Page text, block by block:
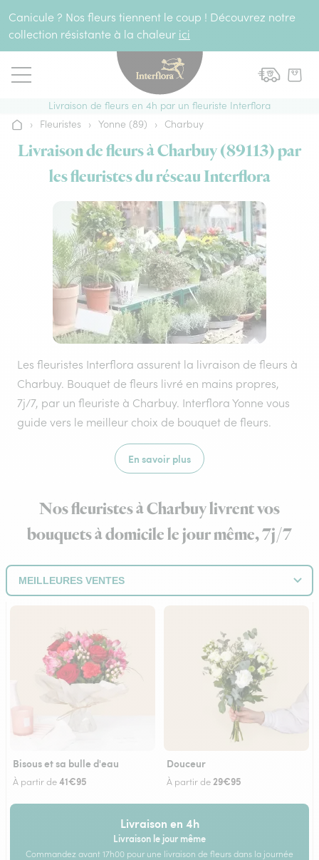
Canicule ? Nos fleurs tiennent le coup ! Découvrez notre
collection résistante à la chaleur ici
Livraison de fleurs en 4h par un fleuriste Interflora
Accueil
› Fleuristes › Yonne (89) › Charbuy
Livraison de fleurs à Charbuy (89113) par
les fleuristes du réseau Interflora
Les fleuristes Interflora assurent la livraison de fleurs à
Charbuy. Bouquet de fleurs livré en mains propres,
7j/7, par un fleuriste à Charbuy. Interflora Yonne vous
guide vers le meilleur choix de bouquet de fleurs.
En savoir plus
Nos fleuristes à Charbuy livrent vos
bouquets à domicile le jour même, 7j/7
Bisous et sa bulle d'eau
À partir de41€95
Douceur
À partir de 29€95
Livraison en 4h
Livraison le jour même
Commandez avant 17h00 pour une livraison de fleurs dans la journée